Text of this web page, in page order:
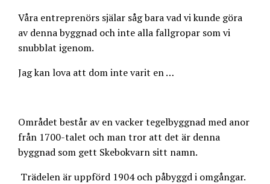
Våra entreprenörs själar såg bara vad vi kunde göra
av denna byggnad och inte alla fallgropar som vi
snubblat igenom.
Jag kan lova att dom inte varit en …
Området består av en vacker tegelbyggnad med anor
från 1700-talet och man tror att det är denna
byggnad som gett Skebokvarn sitt namn.
Trädelen är uppförd 1904 och påbyggd i omgångar.